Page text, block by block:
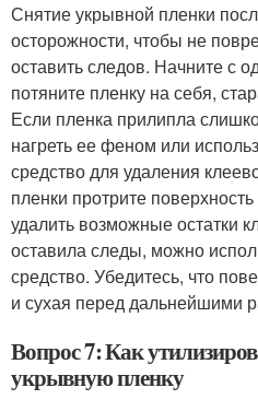
Снятие укрывной пленки
осторожности, чтобы не
оставить следов. Начните с
потяните пленку на себя,
Если пленка прилипла
нагреть ее феном или
средство для удаления
пленки протрите
удалить возможные остатки
оставила следы, можно
средство. Убедитесь, что
и сухая перед дальнейшими
Вопрос 7: Как
укрывную пленку